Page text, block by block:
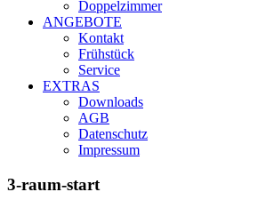
Doppelzimmer
ANGEBOTE
Kontakt
Frühstück
Service
EXTRAS
Downloads
AGB
Datenschutz
Impressum
3-raum-start